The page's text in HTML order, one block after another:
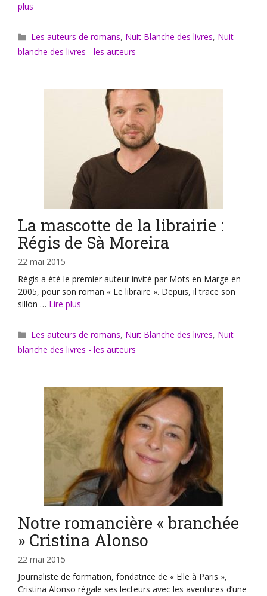
plus
Catégories
Les auteurs de romans, Nuit Blanche des livres, Nuit
blanche des livres - les auteurs
La mascotte de la librairie :
Régis de Sà Moreira
22 mai 2015
Régis a été le premier auteur invité par Mots en Marge en
2005, pour son roman « Le libraire ». Depuis, il trace son
sillon … Lire plus
Catégories
Les auteurs de romans, Nuit Blanche des livres, Nuit
blanche des livres - les auteurs
Notre romancière « branchée
» Cristina Alonso
22 mai 2015
Journaliste de formation, fondatrice de « Elle à Paris »,
Cristina Alonso régale ses lecteurs avec les aventures d’une